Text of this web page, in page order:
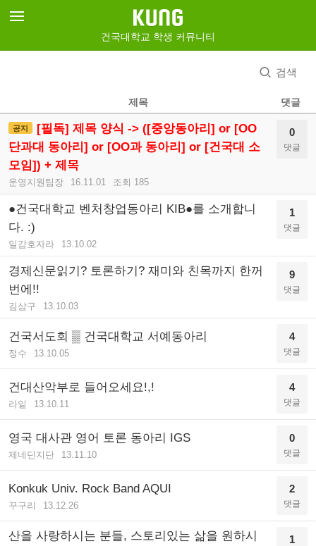
건국대학교 학생 커뮤니티
검색
제목 댓글
공지
[필독] 제목 양식 -> ([중앙동아리] or [OO
단과대 동아리] or [OO과 동아리] or [건국대 소
모임]) + 제목
운영지원팀장 16.11.01 조회 185
0
댓글
●건국대학교 벤처창업동아리 KIB●를 소개합니
다. :)
일감호자라 13.10.02
1
댓글
경제신문읽기? 토론하기? 재미와 친목까지 한꺼
번에!!
김삼구 13.10.03
9
댓글
건국서도회 ▒ 건국대학교 서예동아리
정수 13.10.05
4
댓글
건대산악부로 들어오세요!,!
라잍 13.10.11
4
댓글
영국 대사관 영어 토론 동아리 IGS
제네딘지단 13.11.10
0
댓글
Konkuk Univ. Rock Band AQUI
꾸구리 13.12.26
2
댓글
산을 사랑하시는 분들, 스토리있는 삶을 원하시
1